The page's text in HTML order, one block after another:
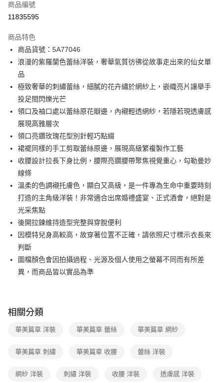
信用卡分期付款
合作金庫商業銀行
華南商業銀行
上海商業儲蓄銀行
台北富邦商業銀行
國泰世華商業銀行
臺灣中小企業銀行
台中商業銀行
匯豐（台灣）商業銀行
聯邦商業銀行
元大商業銀行
永豐商業銀行
玉山商業銀行
台新國際商業銀行
台灣樂天信用卡公司
LINE Pay
Apple Pay
街口支付
AFTEE先享後付
相關說明
【關於「AFTEE先享後付」】
AFTEE先享後付是「在收到商品之後才付款」的支付方式。 讓您購物簡單
便利好安心！
１．簡單：不需註冊會員、不需綁卡、不需儲值。
２．便利：只要手機號碼，簡訊認證，即可結帳。
【「AFTEE先享後付」結帳流程】
１．於結帳方式選擇「AFTEE先享後付」後，將跳轉至「AFTEE先享後付」
結帳頁面，進行簡訊認證並確認金額後，即可完成結帳。
２．訂單成立數日內，您將收到繳費通知簡訊。
３．收到繳費通知簡訊後14天內，點擊此簡訊中的連結，可透過四大超商／
ATM／網路銀行／等多元方式進行付款，方視為交易完成。
※ 請注意：結帳手續完成當下不需立刻繳費，但若您需要取消訂單，請聯絡
購買商品的店家。未經商家同意取消之訂單仍視為有效，需透過AFTEE先享
後付繳納相關費用。
※ 交易是否成功請以「AFTEE先享後付 」之結帳頁面顯示為準，若有關於
是否繳費成功／繳費後需取消欲退款等相關疑問，請聯繫「AFTEE先享後付
１．透過由恩沛科技股份有限公司提供之「AFTEE先享後付」服務完成之交
權轉讓予恩沛科技股份有限公司。
３．未成年的使用者請事先徵得法定代理人或監護人之同意方可使用
任。
付款後全家FamilyMart取貨
每筆NT$90，滿NT$3,600(含以上)免運費
付款後7-11取貨
每筆NT$90，滿NT$3,600(含以上)免運費
黑貓宅配
每筆NT$90，滿NT$3,600(含以上)免運費
離島宅配 (蘭嶼恕不配送)
免運費
商品編號
11835595
商品特色
商品貨號：5A77046
浪漫的紫羅蘭色蕾絲洋裝，奢華氣質彷彿從故事走出來的仙女單
品
極致奢華的刺繡蕾絲，細膩的花卉繡於網紗上，嵌織亮片讓舉手
投足間閃爍光芒
領口及袖口處以蕾絲原花瓣邊，內襯輕透網紗，若隱若現透膚感
展現高雅層次
領口亮鑽玫瑰花型別針輕巧點綴
裙襬同樣的手工剪取蕾絲原邊，展現高級繁複製作工藝
收腰設計拉長下身比例，腰際亮鑽腰帶聚焦視覺重心，勾勒曼妙
線條
溫柔的色調襯托膚色，顯白又高級，是一件專為生命中重要時刻
打造的主角級洋裝！非常適合出席婚禮盛宴、正式酒會，絕對是
光采焦點
後開拉鍊維持造型完整與穿脫便利
因模特兒身高較高，故穿著位置不正確，請依照尺寸標示衣長來
判斷
圖檔顏色會因拍攝過程、光源及個人使用之螢幕不同而有所差
異，而商品皆以實品為準
相關分類
華美篇章 洋裝 華美篇章 蕾絲 華美篇章 網紗
華美篇章 刺繡 華美篇章 收腰 蕾絲 洋裝
網紗 洋裝 刺繡 洋裝 收腰 洋裝 透膚感 洋裝